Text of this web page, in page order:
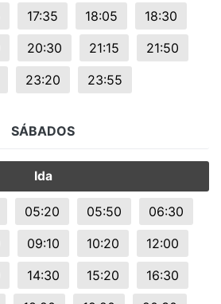
17:35 18:05
18:30
20:30 21:15
21:50
23:20 23:55
SÁBADOS
Ida
05:20 05:50
06:30
09:10 10:20
12:00
14:30 15:20
16:30